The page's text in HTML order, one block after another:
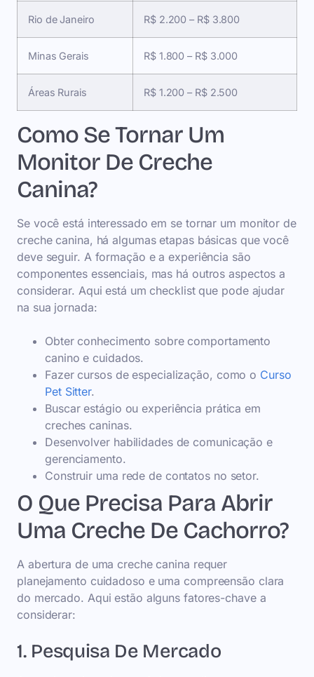
Rio de Janeiro R$ 2.200 – R$ 3.800
Minas Gerais R$ 1.800 – R$ 3.000
Áreas Rurais R$ 1.200 – R$ 2.500
Como Se Tornar Um
Monitor De Creche
Canina?
Se você está interessado em se tornar um monitor de
creche canina, há algumas etapas básicas que você
deve seguir. A formação e a experiência são
componentes essenciais, mas há outros aspectos a
considerar. Aqui está um checklist que pode ajudar
na sua jornada:
Obter conhecimento sobre comportamento
canino e cuidados.
Fazer cursos de especialização, como o Curso
Pet Sitter.
Buscar estágio ou experiência prática em
creches caninas.
Desenvolver habilidades de comunicação e
gerenciamento.
Construir uma rede de contatos no setor.
O Que Precisa Para Abrir
Uma Creche De Cachorro?
A abertura de uma creche canina requer
planejamento cuidadoso e uma compreensão clara
do mercado. Aqui estão alguns fatores-chave a
considerar:
1. Pesquisa De Mercado